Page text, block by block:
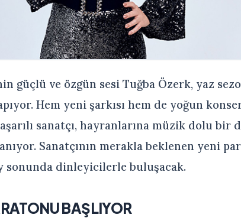
güçlü ve özgün sesi Tuğba Özerk, yaz
Hem yeni şarkısı hem de yoğun
sanatçı, hayranlarına müzik dolu bir
Sanatçının merakla beklenen yeni
sonunda dinleyicilerle buluşacak.
BAŞLIYOR